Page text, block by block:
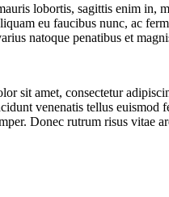
lobortis, sagittis enim in,
eu faucibus nunc, ac
natoque penatibus et
sit amet, consectetur
venenatis tellus euismod
Donec rutrum risus vitae